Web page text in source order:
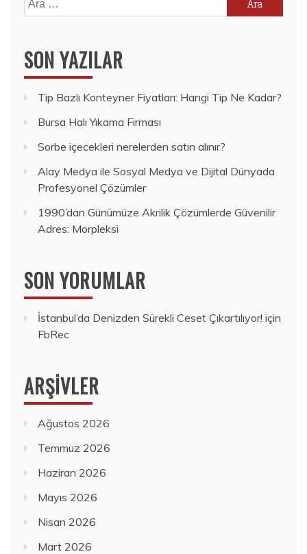
SON YAZILAR
Tip Bazlı Konteyner Fiyatları: Hangi Tip Ne Kadar?
Bursa Halı Yıkama Firması
Sorbe içecekleri nerelerden satın alınır?
Alay Medya ile Sosyal Medya ve Dijital Dünyada
Profesyonel Çözümler
1990’dan Günümüze Akrilik Çözümlerde Güvenilir
Adres: Morpleksi
SON YORUMLAR
İstanbul’da Denizden Sürekli Ceset Çıkartılıyor! için
FbRec
ARŞIVLER
Ağustos 2026
Temmuz 2026
Haziran 2026
Mayıs 2026
Nisan 2026
Mart 2026